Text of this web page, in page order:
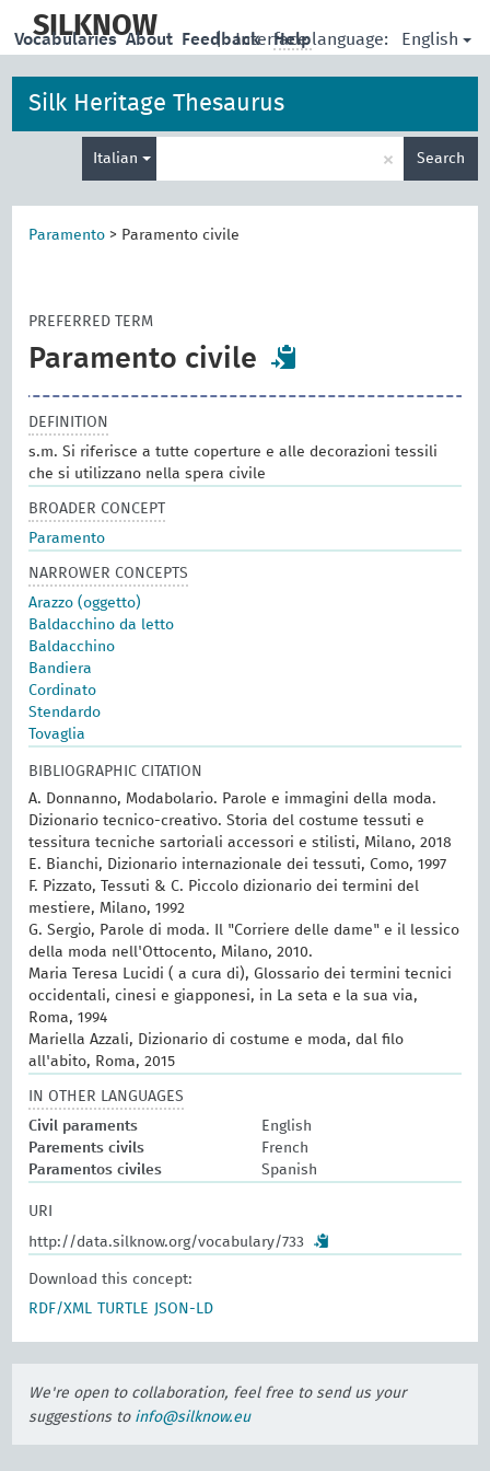
main
SILKNOW | Interface language: English
Vocabularies About Feedback Help
Silk Heritage Thesaurus
Italian × Search
Paramento > Paramento civile
PREFERRED TERM
Paramento civile
DEFINITION
s.m. Si riferisce a tutte coperture e alle decorazioni tessili
che si utilizzano nella spera civile
BROADER CONCEPT
Paramento
NARROWER CONCEPTS
Arazzo (oggetto)
Baldacchino da letto
Baldacchino
Bandiera
Cordinato
Stendardo
Tovaglia
BIBLIOGRAPHIC CITATION
A. Donnanno, Modabolario. Parole e immagini della moda.
Dizionario tecnico-creativo. Storia del costume tessuti e
tessitura tecniche sartoriali accessori e stilisti, Milano, 2018
E. Bianchi, Dizionario internazionale dei tessuti, Como, 1997
F. Pizzato, Tessuti & C. Piccolo dizionario dei termini del
mestiere, Milano, 1992
G. Sergio, Parole di moda. Il "Corriere delle dame" e il lessico
della moda nell'Ottocento, Milano, 2010.
Maria Teresa Lucidi ( a cura di), Glossario dei termini tecnici
occidentali, cinesi e giapponesi, in La seta e la sua via,
Roma, 1994
Mariella Azzali, Dizionario di costume e moda, dal filo
all'abito, Roma, 2015
IN OTHER LANGUAGES
Civil paraments
English
Parements civils
French
Paramentos civiles
Spanish
URI
http://data.silknow.org/vocabulary/733
Download this concept:
RDF/XML
TURTLE JSON-LD
We're open to collaboration, feel free to send us your
suggestions to info@silknow.eu